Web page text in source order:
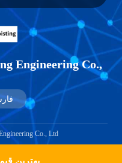
بهترین
Engineering Co.,
Co., Ltd.